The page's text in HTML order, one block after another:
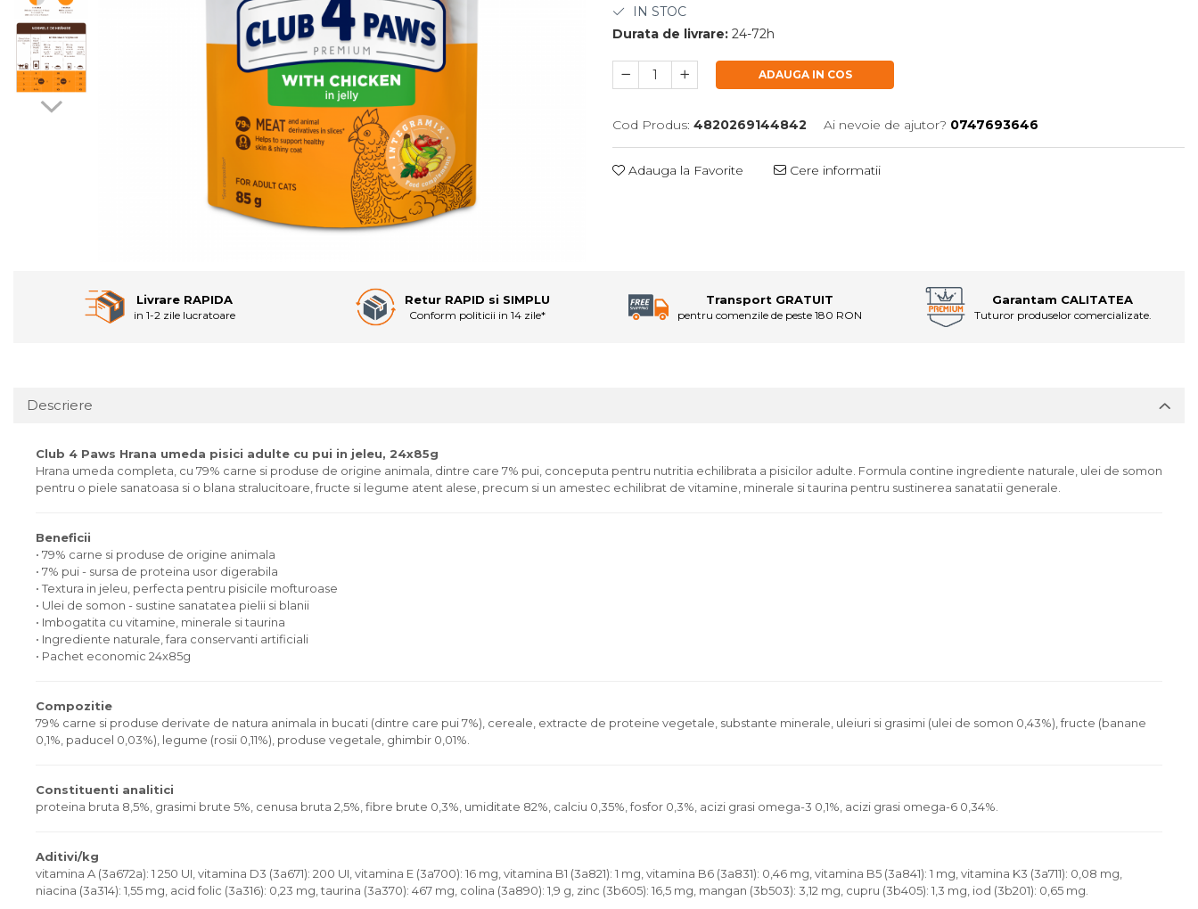
IN STOC
Durata de livrare: 24-72h
ADAUGA IN COS
Cod Produs: 4820269144842 Ai nevoie de ajutor? 0747693646
Adauga la Favorite Cere informatii
Livrare RAPIDA
in 1-2 zile lucratoare
Retur RAPID si SIMPLU
Conform politicii in 14 zile*
Transport GRATUIT
pentru comenzile de peste 180 RON
Garantam CALITATEA
Tuturor produselor comercializate.
Descriere
Club 4 Paws Hrana umeda pisici adulte cu pui in jeleu, 24x85g
Hrana umeda completa, cu 79% carne si produse de origine animala, dintre care 7% pui, conceputa pentru nutritia echilibrata a pisicilor adulte. Formula contine ingrediente naturale, ulei de somon
pentru o piele sanatoasa si o blana stralucitoare, fructe si legume atent alese, precum si un amestec echilibrat de vitamine, minerale si taurina pentru sustinerea sanatatii generale.
Beneficii
• 79% carne si produse de origine animala
• 7% pui - sursa de proteina usor digerabila
• Textura in jeleu, perfecta pentru pisicile mofturoase
• Ulei de somon - sustine sanatatea pielii si blanii
• Imbogatita cu vitamine, minerale si taurina
• Ingrediente naturale, fara conservanti artificiali
• Pachet economic 24x85g
Compozitie
79% carne si produse derivate de natura animala in bucati (dintre care pui 7%), cereale, extracte de proteine vegetale, substante minerale, uleiuri si grasimi (ulei de somon 0,43%), fructe (banane
0,1%, paducel 0,03%), legume (rosii 0,11%), produse vegetale, ghimbir 0,01%.
Constituenti analitici
proteina bruta 8,5%, grasimi brute 5%, cenusa bruta 2,5%, fibre brute 0,3%, umiditate 82%, calciu 0,35%, fosfor 0,3%, acizi grasi omega-3 0,1%, acizi grasi omega-6 0,34%.
Aditivi/kg
vitamina A (3a672a): 1 250 UI, vitamina D3 (3a671): 200 UI, vitamina E (3a700): 16 mg, vitamina B1 (3a821): 1 mg, vitamina B6 (3a831): 0,46 mg, vitamina B5 (3a841): 1 mg, vitamina K3 (3a711): 0,08 mg,
niacina (3a314): 1,55 mg, acid folic (3a316): 0,23 mg, taurina (3a370): 467 mg, colina (3a890): 1,9 g, zinc (3b605): 16,5 mg, mangan (3b503): 3,12 mg, cupru (3b405): 1,3 mg, iod (3b201): 0,65 mg.